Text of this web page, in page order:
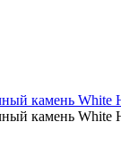
камень White
камень White